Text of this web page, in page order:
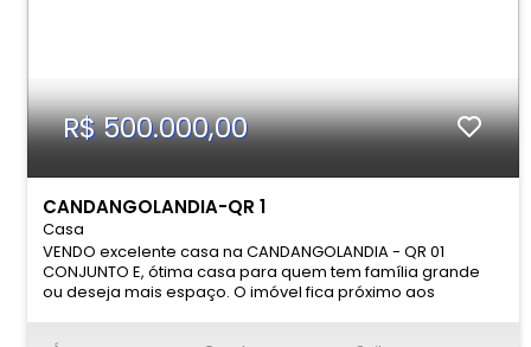
R$ 500.000,00
CANDANGOLANDIA-QR 1
Casa
VENDO excelente casa na CANDANGOLANDIA - QR 01
CONJUNTO E, ótima casa para quem tem família grande
ou deseja mais espaço. O imóvel fica próximo aos